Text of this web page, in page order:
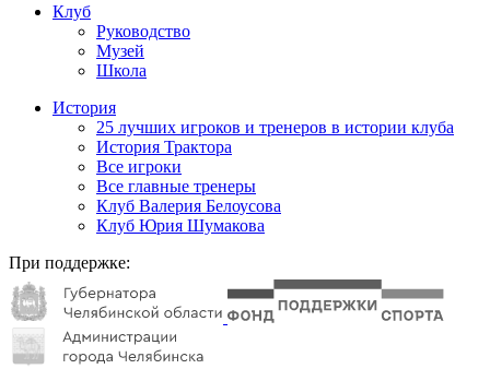
Клуб
Руководство
Музей
Школа
История
25 лучших игроков и тренеров в истории клуба
История Трактора
Все игроки
Все главные тренеры
Клуб Валерия Белоусова
Клуб Юрия Шумакова
При поддержке: